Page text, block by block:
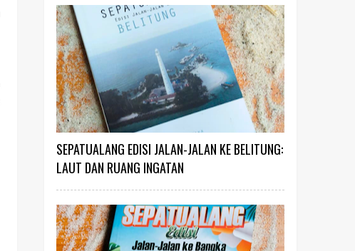
SEPATUALANG EDISI JALAN-JALAN KE BELITUNG:
LAUT DAN RUANG INGATAN